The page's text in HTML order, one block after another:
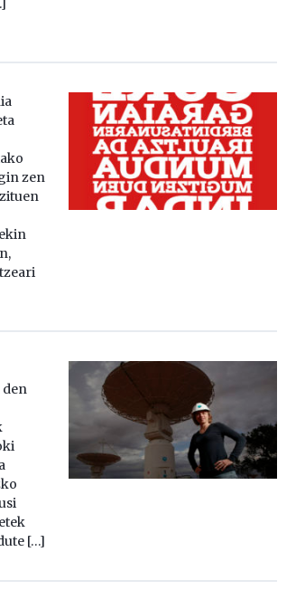
zen
den
[…]